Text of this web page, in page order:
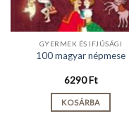
GYERMEK ÉS IFJÚSÁGI
100 magyar népmese
6290Ft
KOSÁRBA